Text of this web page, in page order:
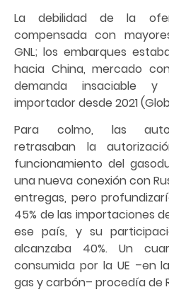
La debilidad de la
compensada con
GNL; los embarques
hacia China, mercado
demanda insaciable
importador desde 2021
Para colmo, las
retrasaban la
funcionamiento del
una nueva conexión con
entregas, pero
45% de las importaciones
ese país, y su
alcanzaba 40%. Un
consumida por la UE –en
gas y carbón– procedía de